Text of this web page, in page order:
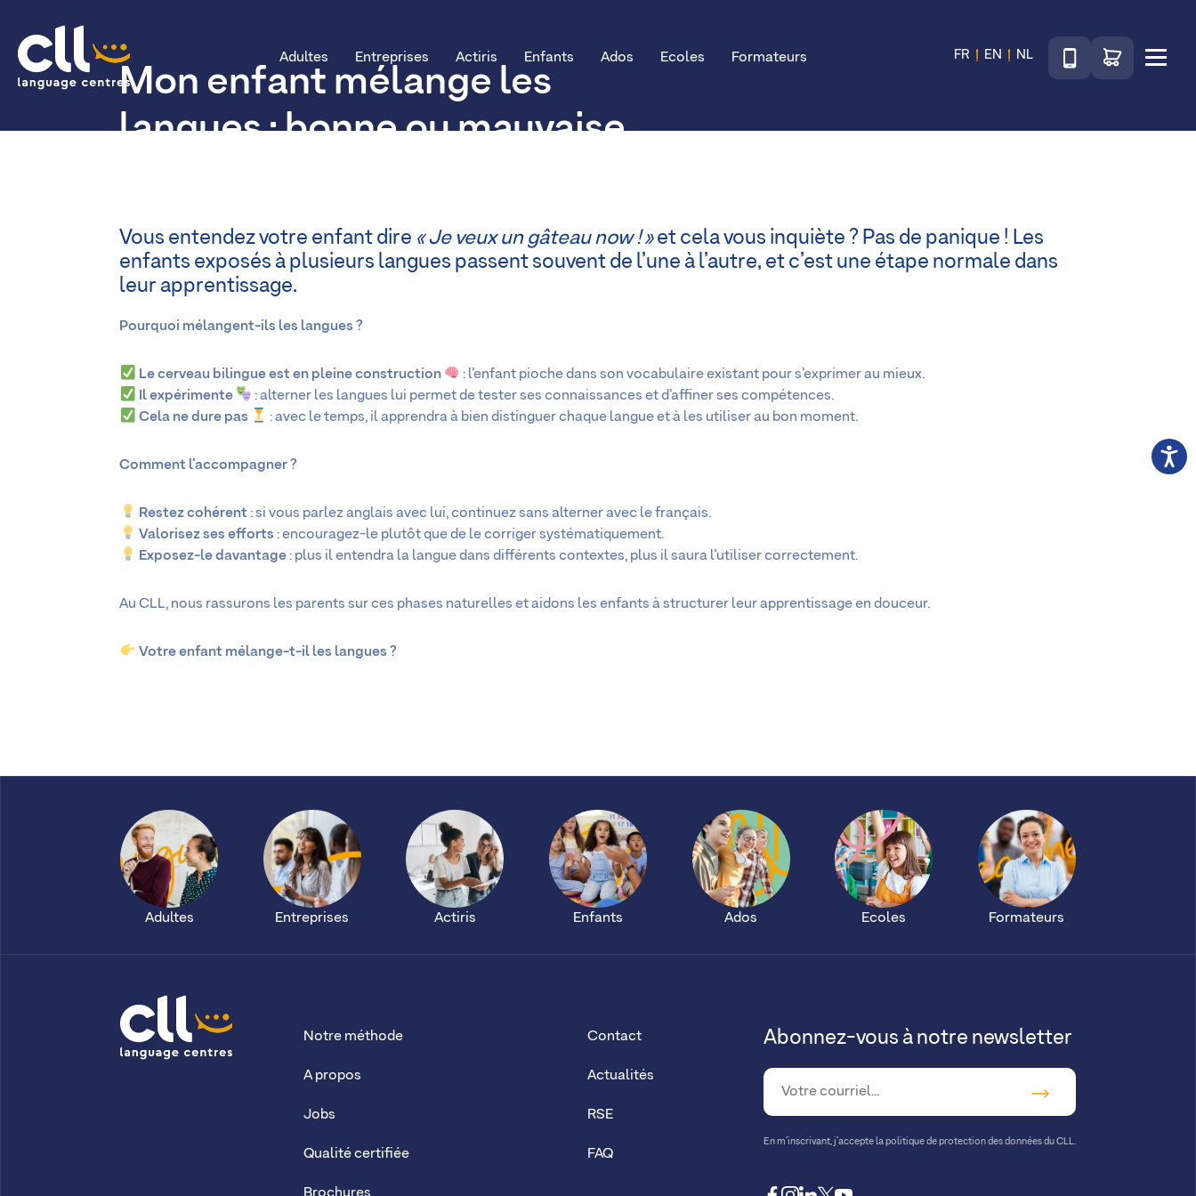
CLL
Adultes Entreprises Actiris Enfants Ados Ecoles Formateurs FR EN NL
TéléphoneAccéder au
Mon enfant mélange les
langues : bonne ou mauvaise
Vous entendez votre enfant dire « Je veux un gâteau now ! »et cela vous inquiète ? Pas de panique ! Les
enfants exposés à plusieurs langues passent souvent de l’une à l’autre, et c’est une étape normale dans
leur apprentissage.
Pourquoi mélangent-ils les langues ?
Le cerveau bilingue est en pleine construction
: l’enfant pioche dans son vocabulaire existant pour s’exprimer au mieux.
Il expérimente
: alterner les langues lui permet de tester ses connaissances et d’affiner ses compétences.
Cela ne dure pas
: avec le temps, il apprendra à bien distinguer chaque langue et à les utiliser au bon moment.
Comment l’accompagner ?
Restez cohérent : si vous parlez anglais avec lui, continuez sans alterner avec le français.
Valorisez ses efforts : encouragez-le plutôt que de le corriger systématiquement.
Exposez-le davantage: plus il entendra la langue dans différents contextes, plus il saura l’utiliser correctement.
Au CLL, nous rassurons les parents sur ces phases naturelles et aidons les enfants à structurer leur apprentissage en douceur.
Votre enfant mélange-t-il les langues ?
Adultes Entreprises Actiris Enfants Ados Ecoles Formateurs
CLL
Notre méthode
A propos
Jobs
Qualité certifiée
Brochures
Contact
Actualités
RSE
FAQ
Abonnez-vous à notre newsletter
En m’inscrivant, j’accepte la politique de protection des données du CLL.